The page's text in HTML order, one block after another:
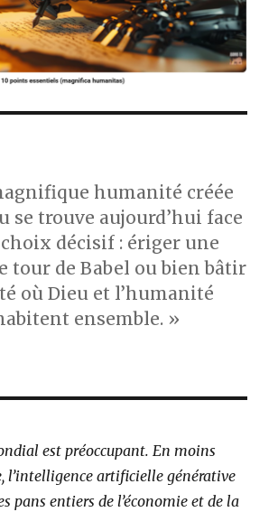
humanité créée
se trouve aujourd’hui face
décisif : ériger une
tour de Babel ou bien bâtir
où Dieu et l’humanité
ensemble. »
est préoccupant. En moins
l’intelligence artificielle générative
pans entiers de l’économie et de la